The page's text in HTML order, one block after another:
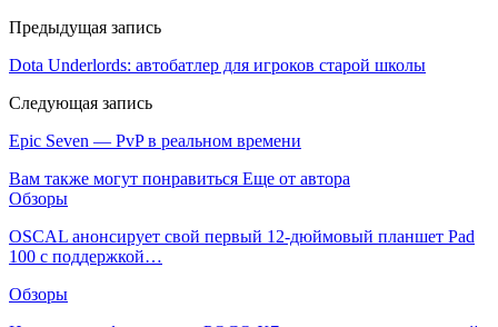
Предыдущая запись
Dota Underlords: автобатлер для игроков старой школы
Следующая запись
Epic Seven — PvP в реальном времени
Вам также могут понравиться Еще от автора
Обзоры
OSCAL анонсирует свой первый 12-дюймовый планшет Pad
100 с поддержкой…
Обзоры